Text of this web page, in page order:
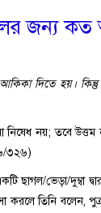
জন্য কত
দিতে হয়।
নয়; তবে উত্তম
৩২৬)
ছাগল/ভেড়া/দুম্বা